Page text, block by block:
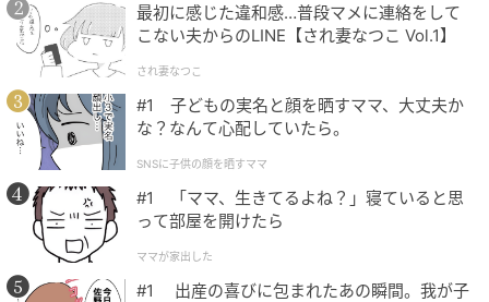
最初に感じた違和感…普段マメに連絡をして
こない夫からのLINE【され妻なつこ Vol.1】
され妻なつこ
#1 子どもの実名と顔を晒すママ、大丈夫か
な？なんて心配していたら。
SNSに子供の顔を晒すママ
#1 「ママ、生きてるよね？」寝ていると思
って部屋を開けたら
ママが家出した
#1 出産の喜びに包まれたあの瞬間。我が子